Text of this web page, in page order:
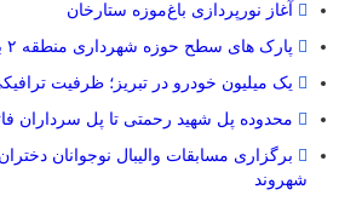
آغاز نورپردازی باغ‌موزه ستارخان
پارک های سطح حوزه شهرداری منطقه ۲ بهسازی می شود
یک میلیون خودرو در تبریز؛ ظرفیت ترافیکی معابر ۳۵۰
محدوده پل شهید رحمتی تا پل سرداران
برگزاری مسابقات والیبال نوجوانان
شهروند